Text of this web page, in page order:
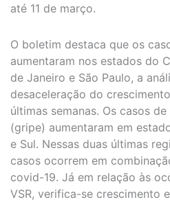
até 11 de março.
O boletim destaca que os
aumentaram nos estados do
de Janeiro e São Paulo, a
desaceleração do
últimas semanas. Os casos
(gripe) aumentaram em
e Sul. Nessas duas últimas
casos ocorrem em
covid-19. Já em relação às
VSR, verifica-se crescimento